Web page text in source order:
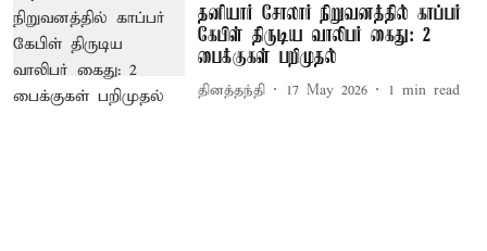
தனியார் சோலார் நிறுவனத்தில் காப்பர்
கேபிள் திருடிய வாலிபர் கைது: 2
பைக்குகள் பறிமுதல்
தினத்தந்தி 17 May 2026 1 min read